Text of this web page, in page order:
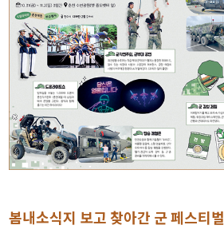
봄내소식지 보고 찾아간 군 페스티벌